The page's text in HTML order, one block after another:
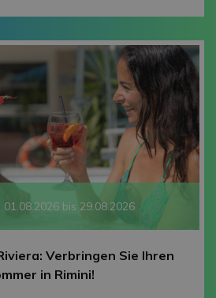
bis 29.08.2026
Verbringen Sie Ihren
in Rimini!